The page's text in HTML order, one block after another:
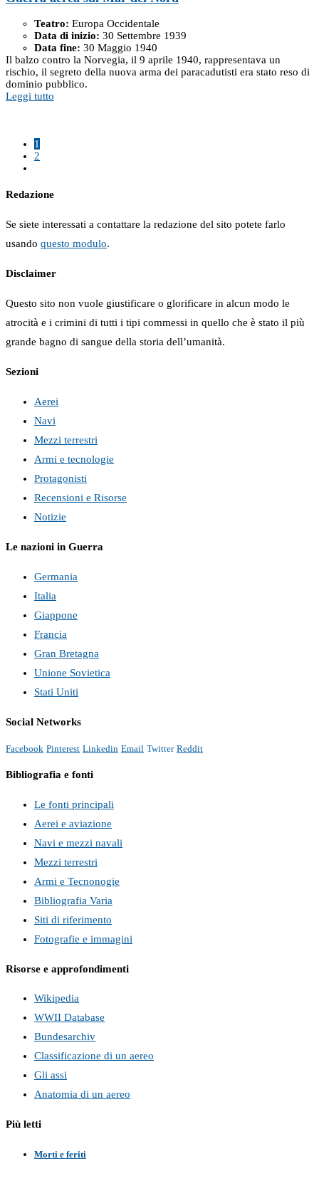
Teatro: Europa Occidentale
Data di inizio: 30 Settembre 1939
Data fine: 30 Maggio 1940
Il balzo contro la Norvegia, il 9 aprile 1940, rappresentava un
rischio, il segreto della nuova arma dei paracadutisti era stato reso di
dominio pubblico.
Leggi tutto
1
2
Redazione
Se siete interessati a contattare la redazione del sito potete farlo
usando questo modulo.
Disclaimer
Questo sito non vuole giustificare o glorificare in alcun modo le
atrocità e i crimini di tutti i tipi commessi in quello che è stato il più
grande bagno di sangue della storia dell’umanità.
Sezioni
Aerei
Navi
Mezzi terrestri
Armi e tecnologie
Protagonisti
Recensioni e Risorse
Notizie
Le nazioni in Guerra
Germania
Italia
Giappone
Francia
Gran Bretagna
Unione Sovietica
Stati Uniti
Social Networks
Facebook Pinterest Linkedin Email Twitter Reddit
Bibliografia e fonti
Le fonti principali
Aerei e aviazione
Navi e mezzi navali
Mezzi terrestri
Armi e Tecnonogie
Bibliografia Varia
Siti di riferimento
Fotografie e immagini
Risorse e approfondimenti
Wikipedia
WWII Database
Bundesarchiv
Classificazione di un aereo
Gli assi
Anatomia di un aereo
Più letti
Morti e feriti